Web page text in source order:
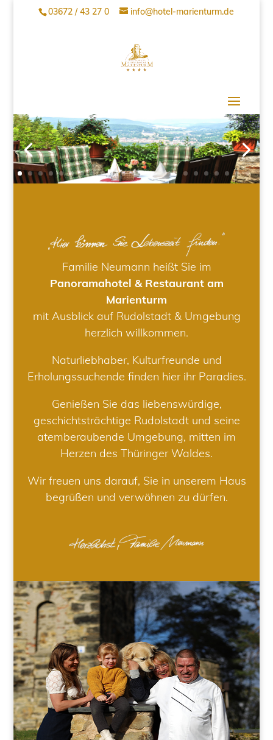
03672 / 43 27 0 info@hotel-marienturm.de
Familie Neumann heißt Sie im
Panoramahotel & Restaurant am
Marienturm
mit Ausblick auf Rudolstadt & Umgebung
herzlich willkommen.
Naturliebhaber, Kulturfreunde und
Erholungssuchende finden hier ihr Paradies.
Genießen Sie das liebenswürdige,
geschichtsträchtige Rudolstadt und seine
atemberaubende Umgebung, mitten im
Herzen des Thüringer Waldes.
Wir freuen uns darauf, Sie in unserem Haus
begrüßen und verwöhnen zu dürfen.